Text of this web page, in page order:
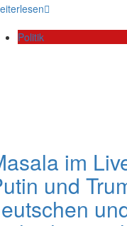
Politik
im
und